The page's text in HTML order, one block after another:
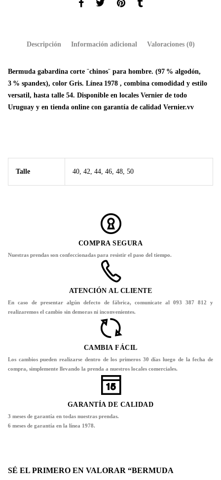
Descripción Información adicional Valoraciones (0)
Bermuda gabardina corte ¨chinos¨ para hombre. (97 % algodón,
3 % spandex), color Gris. Línea 1978 , combina comodidad y estilo
versatil, hasta talle 54. Disponible en locales Vernier de todo
Uruguay y en tienda online con garantía de calidad Vernier.vv
Talle 40, 42, 44, 46, 48, 50
COMPRA SEGURA
Nuestras prendas son confeccionadas para resistir el paso del tiempo.
ATENCIÓN AL CLIENTE
En caso de presentar algún defecto de fábrica, comunicate al 093 387 812 y
realizaremos el cambio sin demoras ni inconvenientes.
CAMBIA FÁCIL
Los cambios pueden realizarse dentro de los primeros 30 días luego de la fecha de
compra, simplemente llevando la prenda a nuestros locales comerciales.
GARANTÍA DE CALIDAD
3 meses de garantía en todas nuestras prendas.
6 meses de garantía en la línea 1978.
SÉ EL PRIMERO EN VALORAR “BERMUDA